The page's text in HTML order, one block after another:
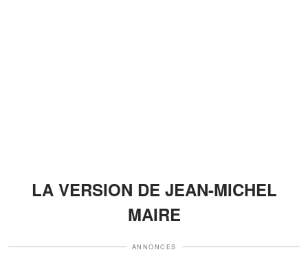
LA VERSION DE JEAN-MICHEL
MAIRE
ANNONCES